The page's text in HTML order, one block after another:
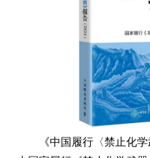
《中国履行〈禁止化